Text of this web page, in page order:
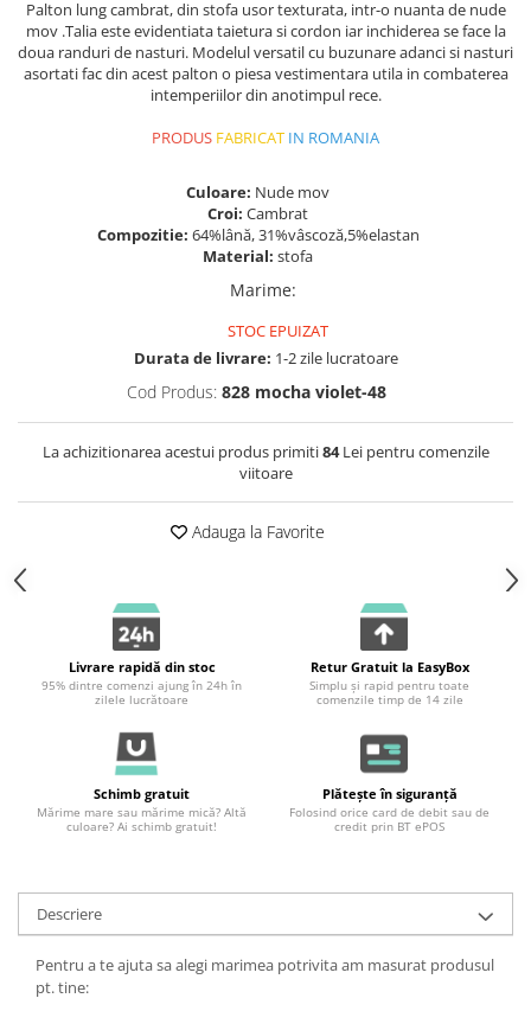
Palton lung cambrat, din stofa usor texturata, intr-o nuanta de nude
mov .Talia este evidentiata taietura si cordon iar inchiderea se face la
doua randuri de nasturi. Modelul versatil cu buzunare adanci si nasturi
asortati fac din acest palton o piesa vestimentara utila in combaterea
intemperiilor din anotimpul rece.
PRODUS FABRICAT IN ROMANIA
Culoare: Nude mov
Croi: Cambrat
Compozitie: 64%lână, 31%vâscoză,5%elastan
Material: stofa
Marime:
STOC EPUIZAT
Durata de livrare: 1-2 zile lucratoare
Cod Produs: 828 mocha violet-48
La achizitionarea acestui produs primiti84Lei pentru comenzile
viitoare
Adauga la Favorite
Livrare rapidă din stoc
95% dintre comenzi ajung în 24h în
zilele lucrătoare
Retur Gratuit la EasyBox
Simplu și rapid pentru toate
comenzile timp de 14 zile
Schimb gratuit
Mărime mare sau mărime mică? Altă
culoare? Ai schimb gratuit!
Plătește în siguranță
Folosind orice card de debit sau de
credit prin BT ePOS
Descriere
Pentru a te ajuta sa alegi marimea potrivita am masurat produsul
pt. tine: